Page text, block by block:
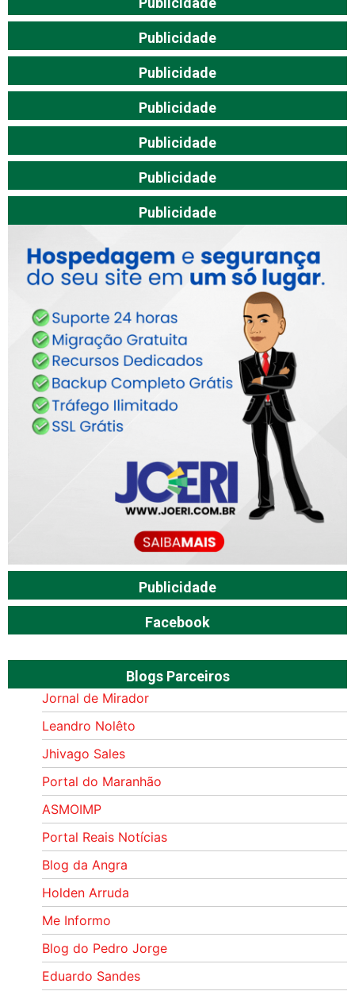
Publicidade
Publicidade
Publicidade
Publicidade
Publicidade
Publicidade
Publicidade
Facebook
Blogs Parceiros
Jornal de Mirador
Leandro Nolêto
Jhivago Sales
Portal do Maranhão
ASMOIMP
Portal Reais Notí­cias
Blog da Angra
Holden Arruda
Me Informo
Blog do Pedro Jorge
Eduardo Sandes